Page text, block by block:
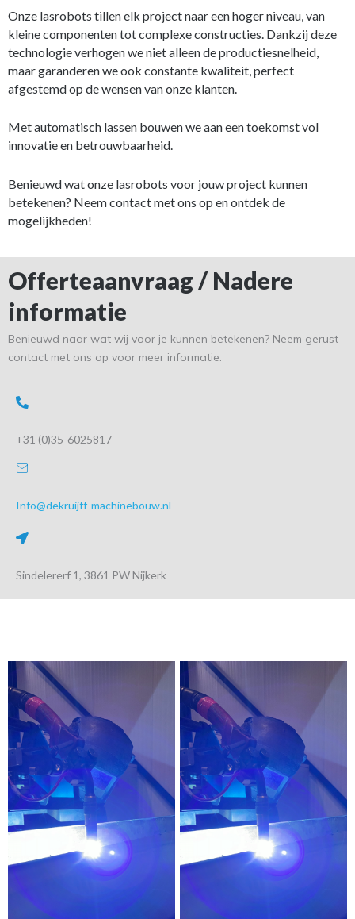
Onze lasrobots tillen elk project naar een hoger niveau, van
kleine componenten tot complexe constructies. Dankzij deze
technologie verhogen we niet alleen de productiesnelheid,
maar garanderen we ook constante kwaliteit, perfect
afgestemd op de wensen van onze klanten.
Met automatisch lassen bouwen we aan een toekomst vol
innovatie en betrouwbaarheid.
Benieuwd wat onze lasrobots voor jouw project kunnen
betekenen? Neem contact met ons op en ontdek de
mogelijkheden!
Offerteaanvraag / Nadere
informatie
Benieuwd naar wat wij voor je kunnen betekenen? Neem gerust
contact met ons op voor meer informatie.
+31 (0)35-6025817
Info@dekruijff-machinebouw.nl
Sindelererf 1, 3861 PW Nijkerk